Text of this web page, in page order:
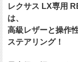
レクサス LX専用
は、
高級レザーと操作
ステアリング！